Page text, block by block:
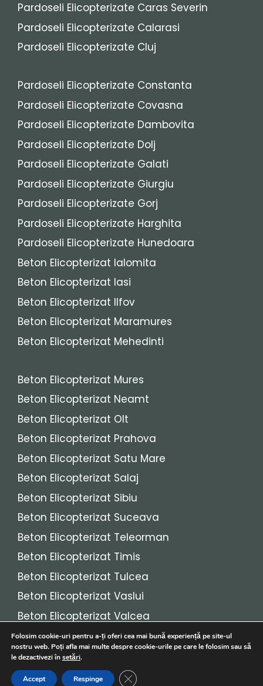
Pardoseli Elicopterizate Caras Severin
Pardoseli Elicopterizate Calarasi
Pardoseli Elicopterizate Cluj
Pardoseli Elicopterizate Constanta
Pardoseli Elicopterizate Covasna
Pardoseli Elicopterizate Dambovita
Pardoseli Elicopterizate Dolj
Pardoseli Elicopterizate Galati
Pardoseli Elicopterizate Giurgiu
Pardoseli Elicopterizate Gorj
Pardoseli Elicopterizate Harghita
Pardoseli Elicopterizate Hunedoara
Beton Elicopterizat Ialomita
Beton Elicopterizat Iasi
Beton Elicopterizat Ilfov
Beton Elicopterizat Maramures
Beton Elicopterizat Mehedinti
Beton Elicopterizat Mures
Beton Elicopterizat Neamt
Beton Elicopterizat Olt
Beton Elicopterizat Prahova
Beton Elicopterizat Satu Mare
Beton Elicopterizat Salaj
Beton Elicopterizat Sibiu
Beton Elicopterizat Suceava
Beton Elicopterizat Teleorman
Beton Elicopterizat Timis
Beton Elicopterizat Tulcea
Beton Elicopterizat Vaslui
Beton Elicopterizat Valcea
Beton Elicopterizat Vrancea
© 2026Beton Elicopterizat
Folosim cookie-uri pentru a-ți oferi cea mai bună experiență pe site-ul
nostru web. Poți afla mai multe despre cookie-urile pe care le folosim sau să
le dezactivezi însetări.
Accept Respinge Close GDPR Cookie Banner